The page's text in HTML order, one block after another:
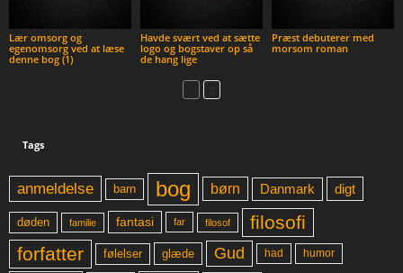
Lær omsorg og
egenomsorg ved at læse
denne bog (1)
Havde svært ved at sætte
logo og bogstaver op så
de hang lige
Præst debuterer med
morsom roman
Tags
anmeldelse barn bog børn Danmark digt
døden familie fantasi far filosof
filosofi
forfatter
følelser glæde Gud had humor